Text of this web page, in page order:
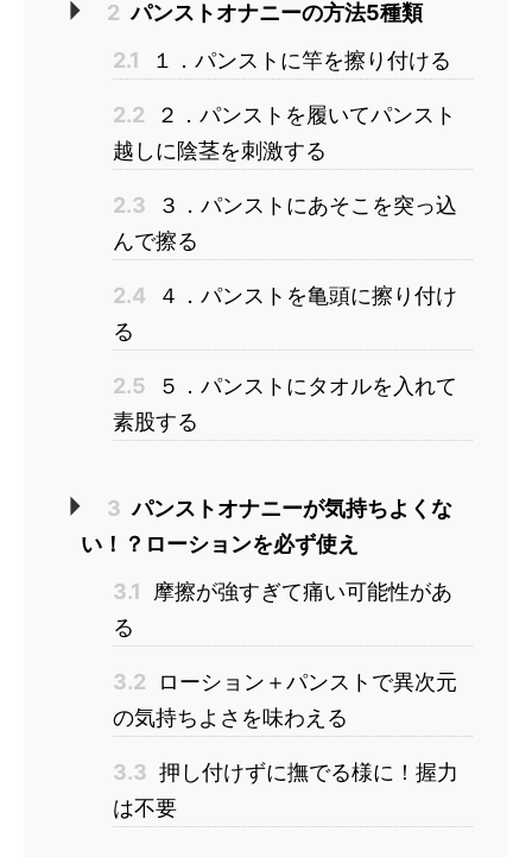
2 パンストオナニーの方法5種類
2.1
１．パンストに竿を擦り付ける
2.2
２．パンストを履いてパンスト
越しに陰茎を刺激する
2.3
３．パンストにあそこを突っ込
んで擦る
2.4
４．パンストを亀頭に擦り付け
る
2.5
５．パンストにタオルを入れて
素股する
3 パンストオナニーが気持ちよくな
い！？ローションを必ず使え
3.1
摩擦が強すぎて痛い可能性があ
る
3.2
ローション＋パンストで異次元
の気持ちよさを味わえる
3.3 押し付けずに撫でる様に！握力
は不要